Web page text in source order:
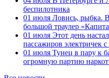
беспилотника
01 июля Ловись, рыбка.
большой траулер
01 июля Этот день
пассажиров электричек
01 июля Тунец в пару к
огромную партию